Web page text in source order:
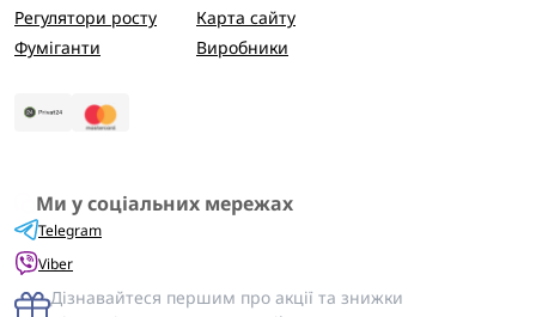
Регулятори росту
Фуміганти
Карта сайту
Виробники
Ми у соціальних мережах
Telegram
Viber
Дізнавайтеся першим про акції та знижки